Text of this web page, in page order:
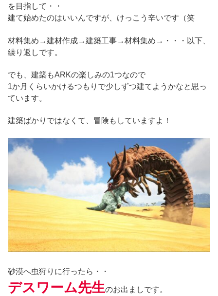
を目指して・・
建て始めたのはいいんですが、けっこう辛いです（笑
材料集め→建材作成→建築工事→材料集め→・・・以下、
繰り返しです。
でも、建築もARKの楽しみの1つなので
1か月くらいかけるつもりで少しずつ建てようかなと思っ
ています。
建築ばかりではなくて、冒険もしていますよ！
砂漠へ虫狩りに行ったら・・
デスワーム先生のお出ましです。